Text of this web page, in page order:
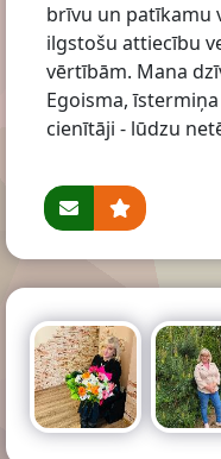
brīvu un patīkamu
ilgstošu attiecību
vērtībām. Mana
Egoisma,
cienītāji - lūdzu